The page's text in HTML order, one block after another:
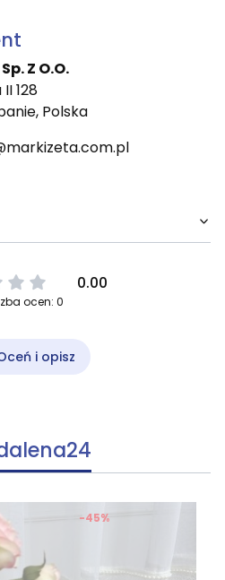
Z O.O.
128
Polska
0.00
ocen: 0
i opisz
-45%